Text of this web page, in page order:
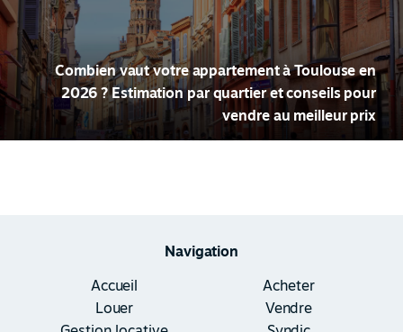
Combien vaut votre appartement à Toulouse en
2026 ? Estimation par quartier et conseils pour
vendre au meilleur prix
Navigation
Accueil
Acheter
Louer
Vendre